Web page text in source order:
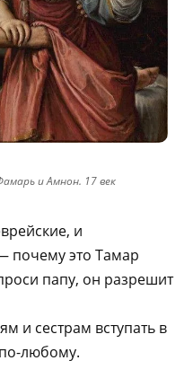
и Амнон. 17 век
и
почему это Тамар
папу, он разрешит
и сестрам вступать в
любому.